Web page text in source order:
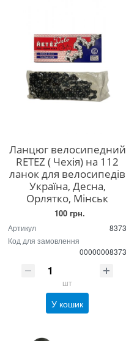
Ланцюг велосипедний
RETEZ ( Чехія) на 112
ланок для велосипедів
Україна, Десна,
Орлятко, Мінськ
100 грн.
Артикул
8373
Код для замовлення
00000008373
шт
У кошик